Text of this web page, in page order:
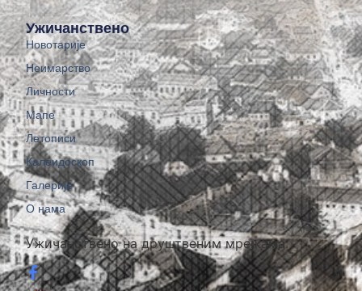
Ужичанствено на друштвеним мрежама:
Ужичанствено
Новотарије
Неимарство
Личности
Мапе
Летописи
Калеидоскоп
Галерије
О нама